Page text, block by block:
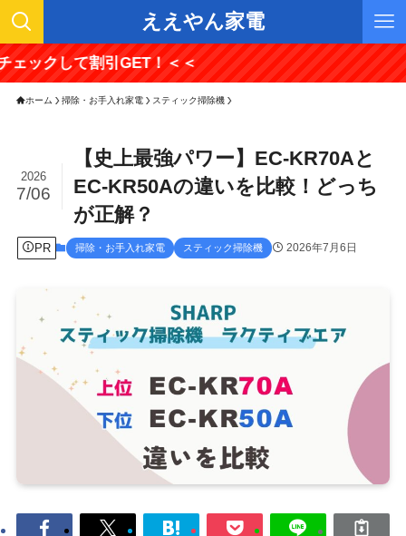
ええやん家電
割引GET！＜＜
ホーム 掃除・お手入れ家電 スティック掃除機
【史上最強パワー】EC-KR70Aと
EC-KR50Aの違いを比較！どっち
が正解？
2026
7/06
PR 掃除・お手入れ家電 スティック掃除機 2026年7月6日